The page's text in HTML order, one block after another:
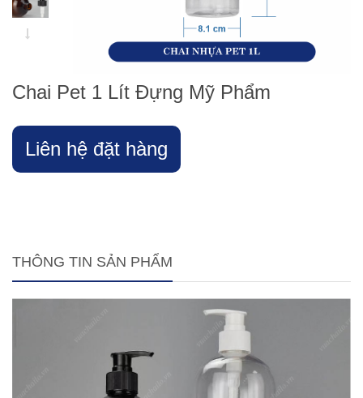
Chai Pet 1 Lít Đựng Mỹ Phẩm
Liên hệ đặt hàng
THÔNG TIN SẢN PHẨM